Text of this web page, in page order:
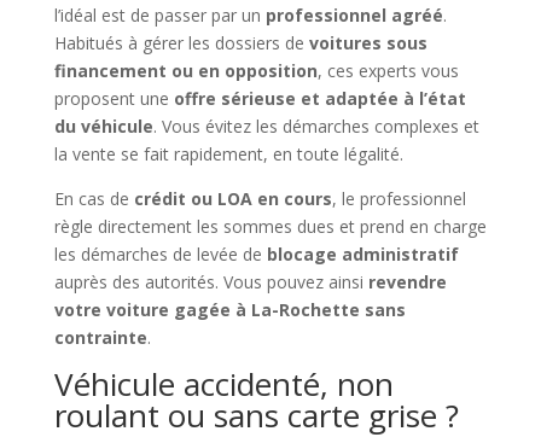
l’idéal est de passer par un professionnel agréé.
Habitués à gérer les dossiers de voitures sous
financement ou en opposition, ces experts vous
proposent une offre sérieuse et adaptée à l’état
du véhicule. Vous évitez les démarches complexes et
la vente se fait rapidement, en toute légalité.
En cas de crédit ou LOA en cours, le professionnel
règle directement les sommes dues et prend en charge
les démarches de levée de blocage administratif
auprès des autorités. Vous pouvez ainsi revendre
votre voiture gagée à La-Rochette sans
contrainte.
Véhicule accidenté, non
roulant ou sans carte grise ?